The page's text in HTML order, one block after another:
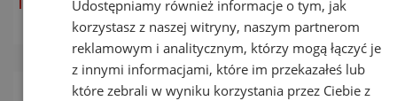
Udostępniamy również informacje o tym, jak
korzystasz z naszej witryny, naszym partnerom
reklamowym i analitycznym, którzy mogą łączyć je
z innymi informacjami, które im przekazałeś lub
które zebrali w wyniku korzystania przez Ciebie z